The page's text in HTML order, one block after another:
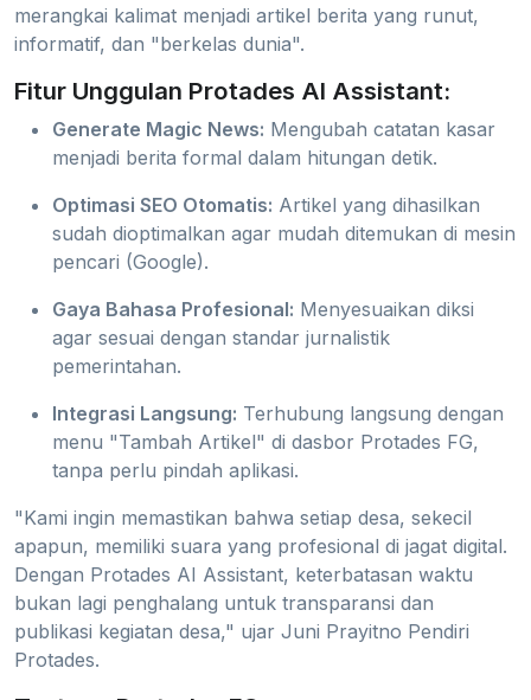
merangkai kalimat menjadi artikel berita yang runut,
informatif, dan "berkelas dunia".
Fitur Unggulan Protades AI Assistant:
Generate Magic News: Mengubah catatan kasar
menjadi berita formal dalam hitungan detik.
Optimasi SEO Otomatis: Artikel yang dihasilkan
sudah dioptimalkan agar mudah ditemukan di mesin
pencari (Google).
Gaya Bahasa Profesional: Menyesuaikan diksi
agar sesuai dengan standar jurnalistik
pemerintahan.
Integrasi Langsung: Terhubung langsung dengan
menu "Tambah Artikel" di dasbor Protades FG,
tanpa perlu pindah aplikasi.
"Kami ingin memastikan bahwa setiap desa, sekecil
apapun, memiliki suara yang profesional di jagat digital.
Dengan Protades AI Assistant, keterbatasan waktu
bukan lagi penghalang untuk transparansi dan
publikasi kegiatan desa," ujar Juni Prayitno Pendiri
Protades.